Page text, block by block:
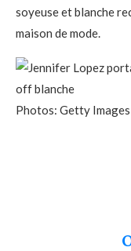
soyeuse et blanche
maison de mode.
Photos: Getty Images